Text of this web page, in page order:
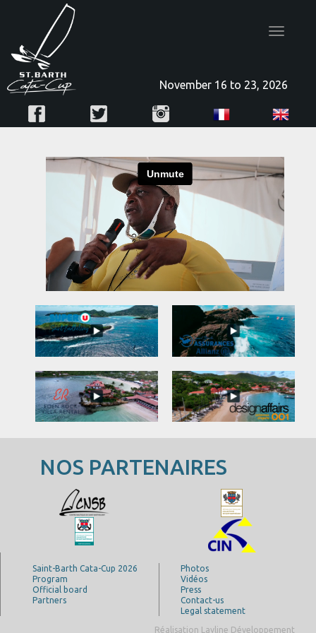
Toggle
November 16 to 23, 2026
NOS PARTENAIRES
Saint-Barth Cata-Cup 2026
Program
Official board
Partners
Photos
Vidéos
Press
Contact-us
Legal statement
Réalisation Layline Développement